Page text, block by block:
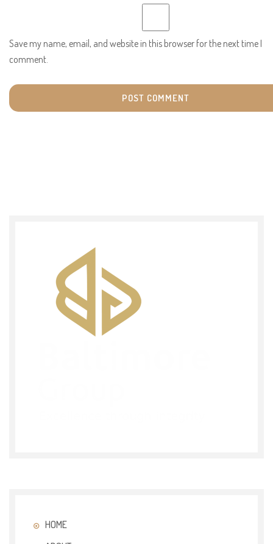
Save my name, email, and website in this browser for the next time I
comment.
HOME